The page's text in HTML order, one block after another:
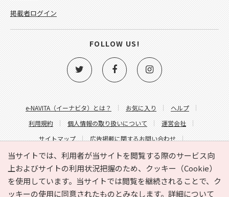
当サイトでは、利用者が当サイトを閲覧する際のサービス向
上およびサイトの利用状況把握のため、クッキー（Cookie）
を使用しています。当サイトでは閲覧を継続されることで、ク
ッキーの使用に同意されたものとみなします。詳細について
e-NAVITA（イーナビタ）とは？ お気に入り
ヘルプ
利用規約
個人情報の取り扱いについて
運営会社
サイトマップ
広告掲載に関するお問い合わせ
サイトの内容に関するお問い合わせ
掲載者ログイン
FOLLOW US!